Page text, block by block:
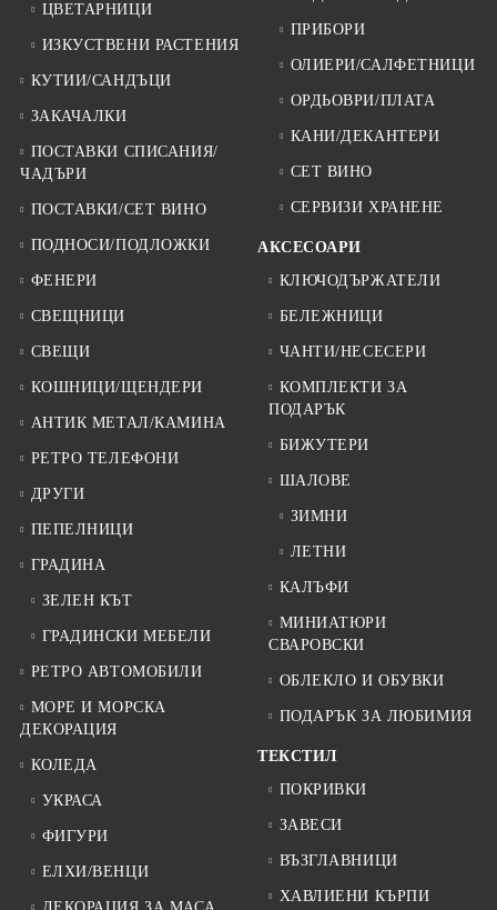
ЦВЕТАРНИЦИ
ИЗКУСТВЕНИ РАСТЕНИЯ
КУТИИ/САНДЪЦИ
ЗАКАЧАЛКИ
ПОСТАВКИ СПИСАНИЯ/
ЧАДЪРИ
ПОСТАВКИ/СЕТ ВИНО
ПОДНОСИ/ПОДЛОЖКИ
ФЕНЕРИ
СВЕЩНИЦИ
СВЕЩИ
КОШНИЦИ/ЩЕНДЕРИ
АНТИК МЕТАЛ/КАМИНА
РЕТРО ТЕЛЕФОНИ
ДРУГИ
ПЕПЕЛНИЦИ
ГРАДИНА
ЗЕЛЕН КЪТ
ГРАДИНСКИ МЕБЕЛИ
РЕТРО АВТОМОБИЛИ
МОРЕ И МОРСКА
ДЕКОРАЦИЯ
КОЛЕДА
УКРАСА
ФИГУРИ
ЕЛХИ/ВЕНЦИ
ПРИБОРИ
ОЛИЕРИ/САЛФЕТНИЦИ
ОРДЬОВРИ/ПЛАТА
КАНИ/ДЕКАНТЕРИ
СЕТ ВИНО
СЕРВИЗИ ХРАНЕНЕ
АКСЕСОАРИ
КЛЮЧОДЪРЖАТЕЛИ
БЕЛЕЖНИЦИ
ЧАНТИ/НЕСЕСЕРИ
КОМПЛЕКТИ ЗА
ПОДАРЪК
БИЖУТЕРИ
ШАЛОВЕ
ЗИМНИ
ЛЕТНИ
КАЛЪФИ
МИНИАТЮРИ
СВАРОВСКИ
ОБЛЕКЛО И ОБУВКИ
ПОДАРЪК ЗА ЛЮБИМИЯ
ТЕКСТИЛ
ПОКРИВКИ
ЗАВЕСИ
ВЪЗГЛАВНИЦИ
ХАВЛИЕНИ КЪРПИ